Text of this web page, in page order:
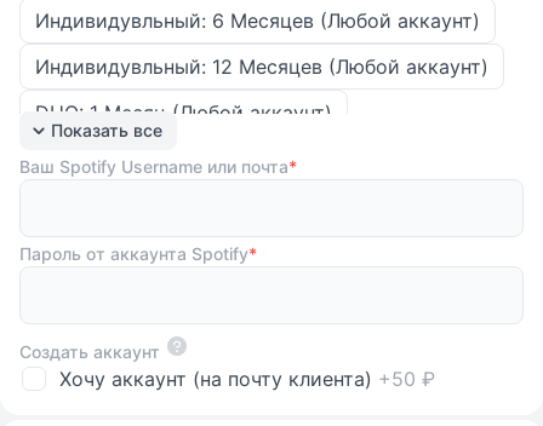
Индивидувльный: 6 Месяцев (Любой аккаунт)
Индивидувльный: 12 Месяцев (Любой аккаунт)
DUO: 1 Месяц (Любой аккаунт)
DUO: 3 Месяца(Любой аккаунт)
DUO: 12 Месяцев (Любой аккаунт)
Показать все
Ваш Spotify Username или почта*
Пароль от аккаунта Spotify*
Создать аккаунт
Хочу аккаунт (на почту клиента) +50 ₽